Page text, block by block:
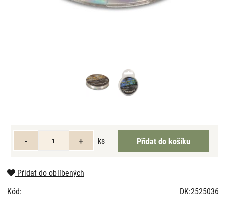
ks
Přidat do oblíbených
Kód:
DK:2525036